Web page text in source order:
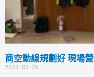
商空動線規劃好 現場
2022-01-25